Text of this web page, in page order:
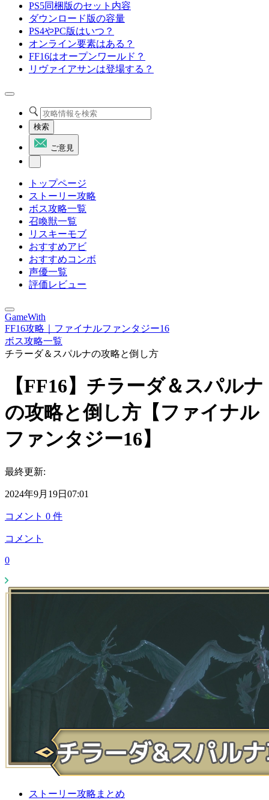
PS5同梱版のセット内容
ダウンロード版の容量
PS4やPC版はいつ？
オンライン要素はある？
FF16はオープンワールド？
リヴァイアサンは登場する？
検索
ご意見
トップページ
ストーリー攻略
ボス攻略一覧
召喚獣一覧
リスキーモブ
おすすめアビ
おすすめコンボ
声優一覧
評価レビュー
GameWith
FF16攻略｜ファイナルファンタジー16
ボス攻略一覧
チラーダ＆スパルナの攻略と倒し方
【FF16】チラーダ＆スパルナ
の攻略と倒し方【ファイナル
ファンタジー16】
最終更新:
2024年9月19日07:01
コメント 0 件
コメント
0
ストーリー攻略まとめ